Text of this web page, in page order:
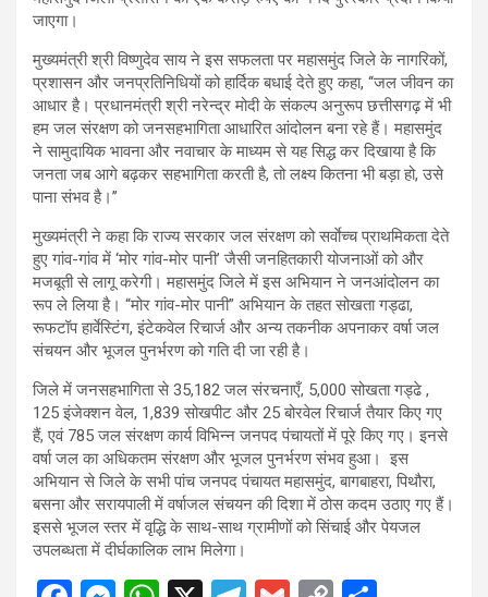
जाएगा।
मुख्यमंत्री श्री विष्णुदेव साय ने इस सफलता पर महासमुंद जिले के नागरिकों,
प्रशासन और जनप्रतिनिधियों को हार्दिक बधाई देते हुए कहा, ‘‘जल जीवन का
आधार है। प्रधानमंत्री श्री नरेन्द्र मोदी के संकल्प अनुरूप छत्तीसगढ़ में भी
हम जल संरक्षण को जनसहभागिता आधारित आंदोलन बना रहे हैं। महासमुंद
ने सामुदायिक भावना और नवाचार के माध्यम से यह सिद्ध कर दिखाया है कि
जनता जब आगे बढ़कर सहभागिता करती है, तो लक्ष्य कितना भी बड़ा हो, उसे
पाना संभव है।’’
मुख्यमंत्री ने कहा कि राज्य सरकार जल संरक्षण को सर्वाेच्च प्राथमिकता देते
हुए गांव-गांव में ‘मोर गांव-मोर पानी’ जैसी जनहितकारी योजनाओं को और
मजबूती से लागू करेगी। महासमुंद जिले में इस अभियान ने जनआंदोलन का
रूप ले लिया है। “मोर गांव-मोर पानी” अभियान के तहत सोखता गड्ढा,
रूफटॉप हार्वेस्टिंग, इंटेकवेल रिचार्ज और अन्य तकनीक अपनाकर वर्षा जल
संचयन और भूजल पुनर्भरण को गति दी जा रही है।
जिले में जनसहभागिता से 35,182 जल संरचनाएँ, 5,000 सोखता गड्ढे ,
125 इंजेक्शन वेल, 1,839 सोखपीट और 25 बोरवेल रिचार्ज तैयार किए गए
हैं, एवं 785 जल संरक्षण कार्य विभिन्न जनपद पंचायतों में पूरे किए गए। इनसे
वर्षा जल का अधिकतम संरक्षण और भूजल पुनर्भरण संभव हुआ। इस
अभियान से जिले के सभी पांच जनपद पंचायत महासमुंद, बागबाहरा, पिथौरा,
बसना और सरायपाली में वर्षाजल संचयन की दिशा में ठोस कदम उठाए गए हैं।
इससे भूजल स्तर में वृद्धि के साथ-साथ ग्रामीणों को सिंचाई और पेयजल
उपलब्धता में दीर्घकालिक लाभ मिलेगा।